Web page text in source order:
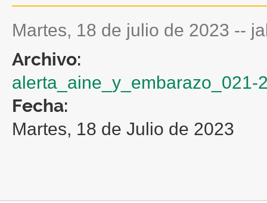
martes, 18 de julio de 2023 --
Archivo:
alerta_aine_y_embarazo_021-
Fecha:
Martes, 18 de Julio de 2023